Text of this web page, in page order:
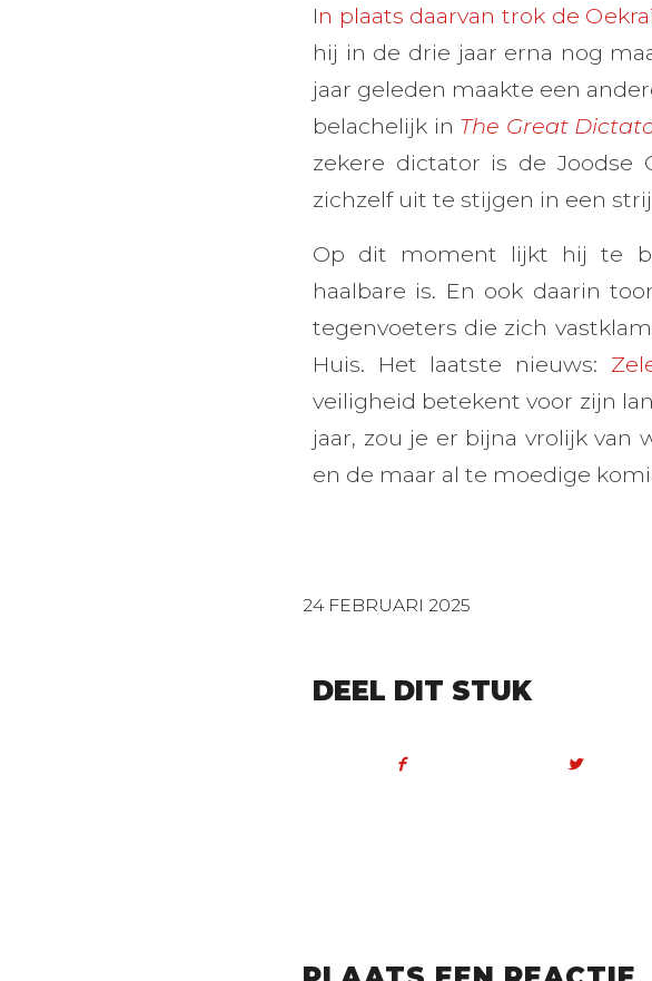
In plaats daarvan trok de
hij in de drie jaar erna nog
jaar geleden maakte een
belachelijk in The Great
zekere dictator is de Joodse
zichzelf uit te stijgen in een
Op dit moment lijkt hij te
haalbare is. En ook daarin
tegenvoeters die zich
Huis. Het laatste nieuws:
veiligheid betekent voor zijn
jaar, zou je er bijna vrolijk
en de maar al te moedige
24 FEBRUARI 2025
DEEL DIT STUK